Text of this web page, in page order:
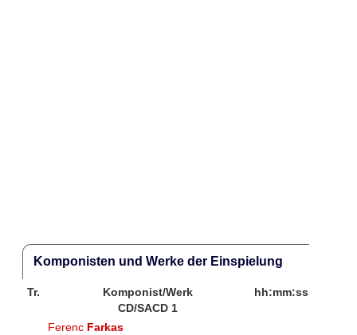
Komponisten und Werke der Einspielung
Tr. Komponist/Werk
hh:mm:ss
CD/SACD 1
Ferenc Farkas